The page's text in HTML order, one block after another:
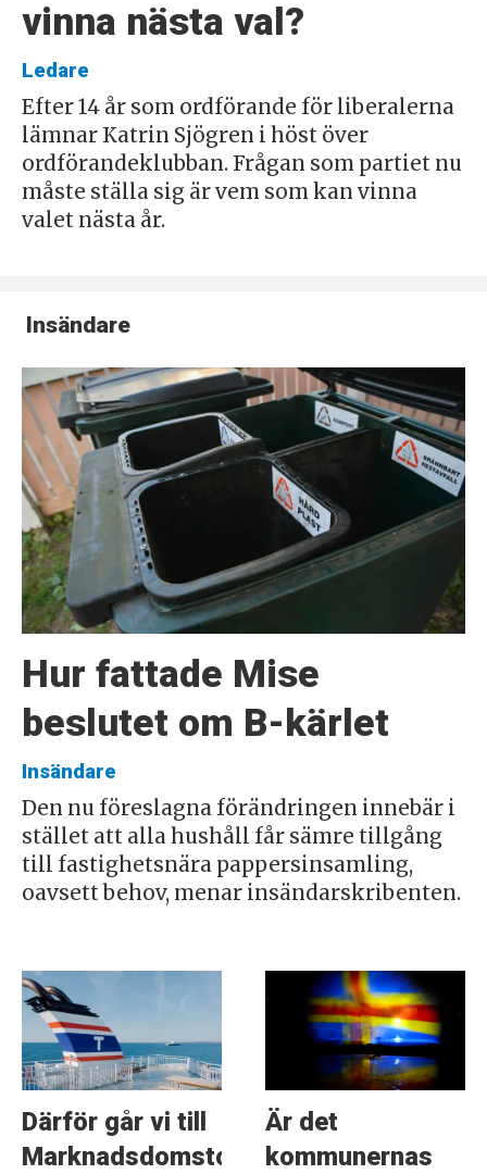
vinna nästa val?
Ledare
Efter 14 år som ordförande för liberalerna
lämnar Katrin Sjögren i höst över
ordförandeklubban. Frågan som partiet nu
måste ställa sig är vem som kan vinna
valet nästa år.
Insändare
Hur fattade Mise
beslutet om B-kärlet
Insändare
Den nu föreslagna förändringen innebär i
stället att alla hushåll får sämre tillgång
till fastighetsnära pappersinsamling,
oavsett behov, menar insändarskribenten.
Därför går vi till
Marknadsdomstolen
Är det
kommunernas